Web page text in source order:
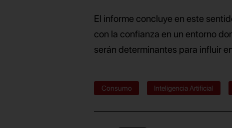
El informe concluye en este
con la confianza en un entorno
serán determinantes para influir
Consumo Inteligencia Artificial